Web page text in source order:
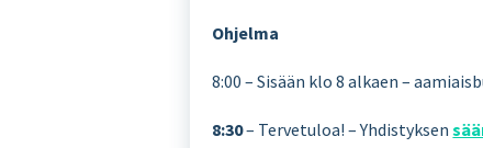
Ohjelma
8:00 – Sisään klo 8 alkaen –
8:30– Tervetuloa! – Yhdistyksen